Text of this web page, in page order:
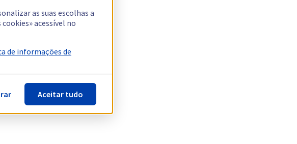
as suas escolhas a
acessível no
de informações de
Aceitar tudo